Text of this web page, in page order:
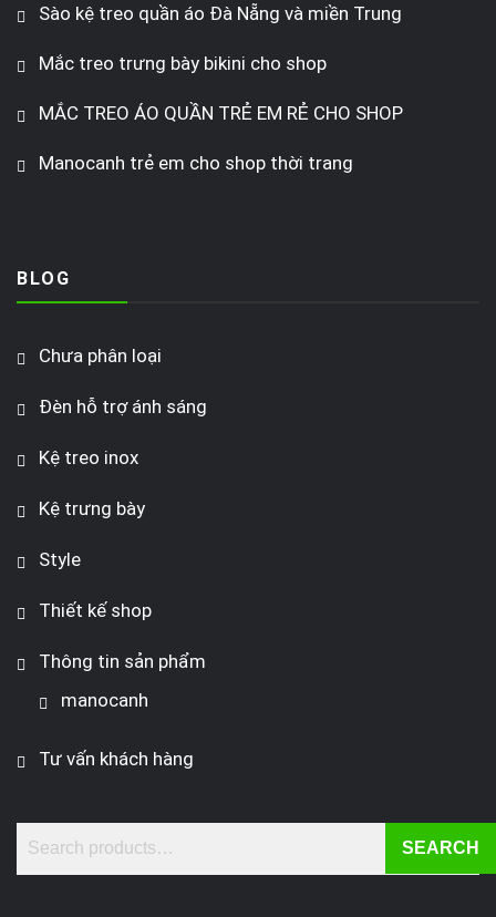
Sào kệ treo quần áo Đà Nẵng và miền Trung
Mắc treo trưng bày bikini cho shop
MẮC TREO ÁO QUẦN TRẺ EM RẺ CHO SHOP
Manocanh trẻ em cho shop thời trang
BLOG
Chưa phân loại
Đèn hỗ trợ ánh sáng
Kệ treo inox
Kệ trưng bày
Style
Thiết kế shop
Thông tin sản phẩm
manocanh
Tư vấn khách hàng
SEARCH